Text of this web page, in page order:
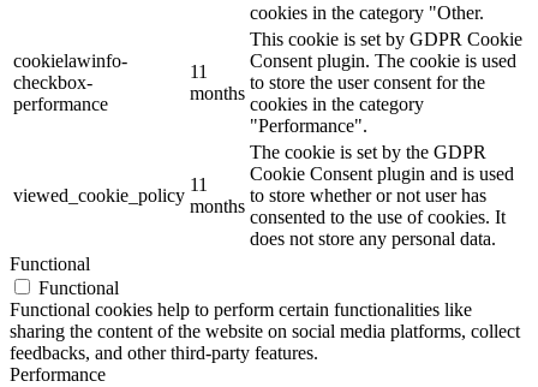
cookies in the category "Other.
cookielawinfo-
checkbox-
performance
11
months
This cookie is set by GDPR Cookie
Consent plugin. The cookie is used
to store the user consent for the
cookies in the category
"Performance".
viewed_cookie_policy
11
months
The cookie is set by the GDPR
Cookie Consent plugin and is used
to store whether or not user has
consented to the use of cookies. It
does not store any personal data.
Functional
Functional
Functional cookies help to perform certain functionalities like
sharing the content of the website on social media platforms, collect
feedbacks, and other third-party features.
Performance